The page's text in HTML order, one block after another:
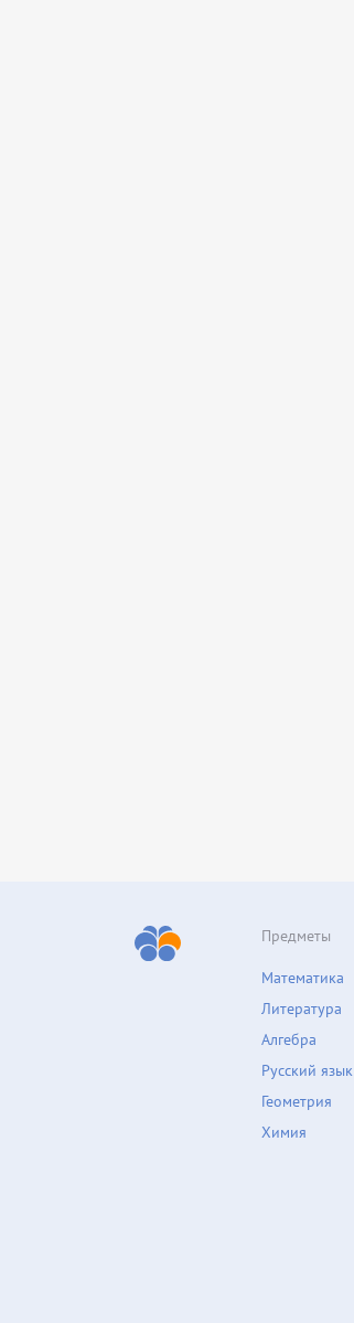
Предметы
Математика
Литература
Алгебра
Русский язык
Геометрия
Химия